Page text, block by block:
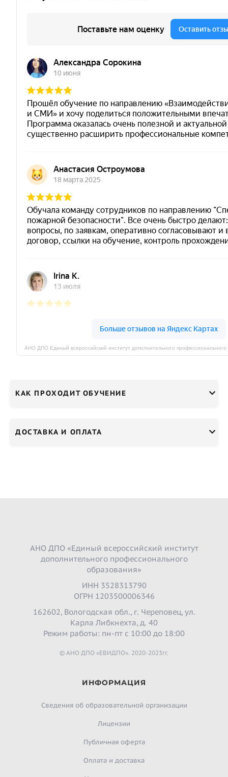
КАК ПРОХОДИТ ОБУЧЕНИЕ
ДОСТАВКА И ОПЛАТА
АНО ДПО «Единый всероссийский институт
дополнительного профессионального
образования»
ИНН 3528313790
ОГРН 1203500006346
162602, Вологодская обл., г. Череповец, ул.
Карла Либкнехта, д. 40
Режим работы: пн-пт с 10:00 до 18:00
© АНО ДПО «ЕВИДПО». 2020-2023гг.
ИНФОРМАЦИЯ
Сведения об образовательной организации
Лицензии
Публичная оферта
Оплата и доставка